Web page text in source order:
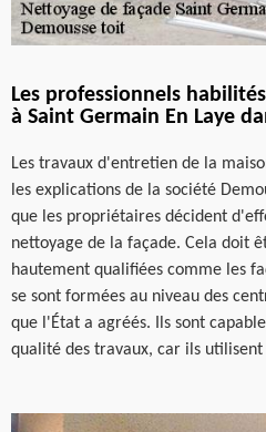
Les professionnels
à Saint Germain En Laye
Les travaux d'entretien de la
les explications de la société
que les propriétaires décident
nettoyage de la façade. Cela doit
hautement qualifiées comme les
se sont formées au niveau des
que l'État a agréés. Ils sont
qualité des travaux, car ils utilisent